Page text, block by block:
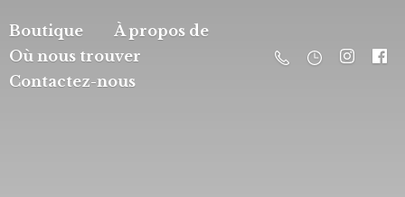
Boutique
À propos de
Où nous trouver
Contactez-nous